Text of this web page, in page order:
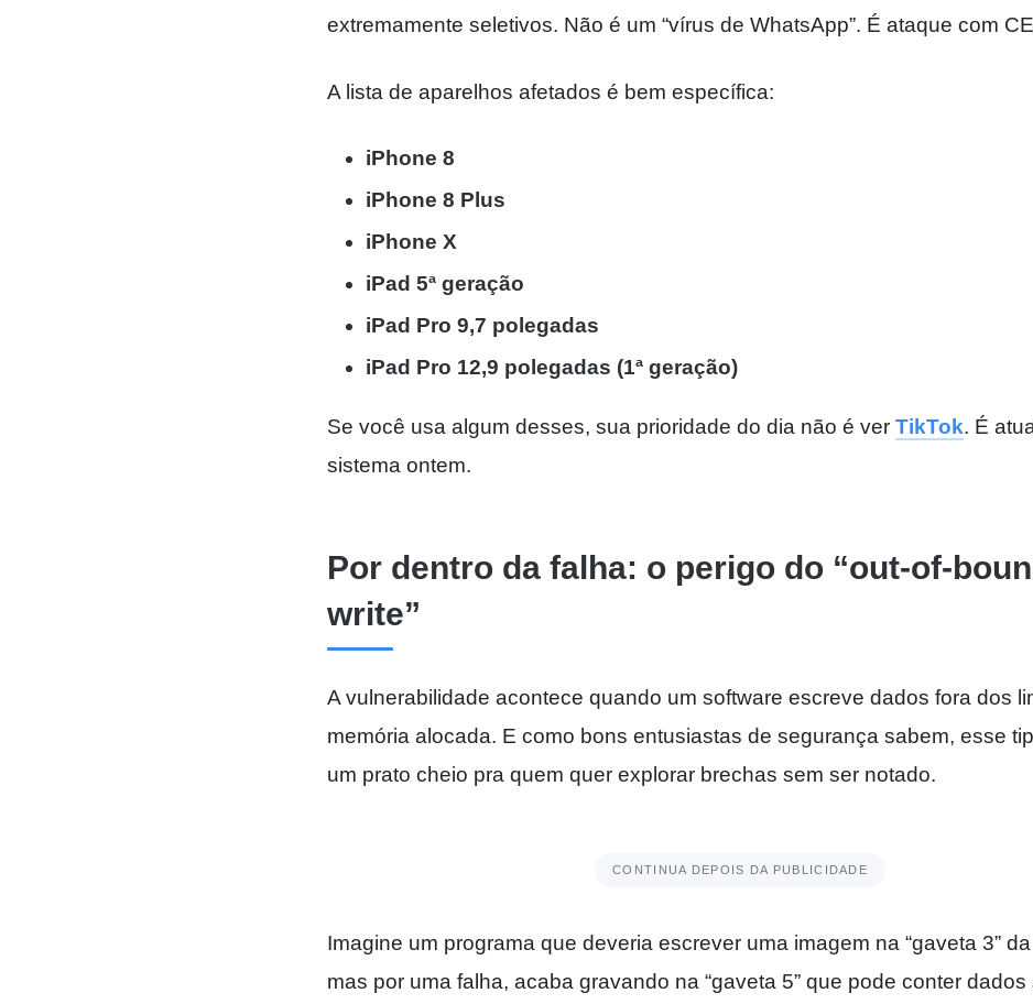
extremamente seletivos. Não é um “vírus de WhatsApp”. É ataque com
A lista de aparelhos afetados é bem específica:
iPhone 8
iPhone 8 Plus
iPhone X
iPad 5ª geração
iPad Pro 9,7 polegadas
iPad Pro 12,9 polegadas (1ª geração)
Se você usa algum desses, sua prioridade do dia não é ver TikTok. É
sistema ontem.
Por dentro da falha: o perigo do “out-of-
write”
A vulnerabilidade acontece quando um software escreve dados fora dos
memória alocada. E como bons entusiastas de segurança sabem, esse
um prato cheio pra quem quer explorar brechas sem ser notado.
CONTINUA DEPOIS DA PUBLICIDADE
Imagine um programa que deveria escrever uma imagem na “gaveta 3”
mas por uma falha, acaba gravando na “gaveta 5” que pode conter